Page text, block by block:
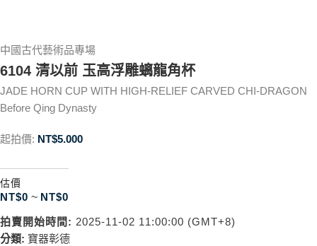
中國古代藝術品專場
6104 清以前 玉高浮雕螭龍角杯
JADE HORN CUP WITH HIGH-RELIEF CARVED CHI-DRAGON
Before Qing Dynasty
起拍價: NT$5.000
估價
NT$0 ~ NT$0
拍賣開始時間: 2025-11-02 11:00:00 (GMT+8)
分類: 寶器彰德